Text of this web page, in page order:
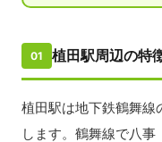
01 植田駅周辺の特
植田駅は地下鉄鶴舞線
します。鶴舞線で八事